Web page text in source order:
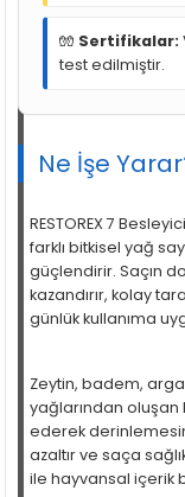
🧤 Sertifikalar:
test edilmiştir.
Ne İşe
RESTOREX 7
farklı bitkisel yağ
güçlendirir. Saçın
kazandırır, kolay
günlük kullanıma
Zeytin, badem,
yağlarından
ederek
azaltır ve saça
ile hayvansal içerik